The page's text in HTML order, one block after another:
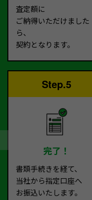
査定額に
ご納得いただけました
ら、
契約となります。
Step.5
完了！
書類手続きを経て、
当社から指定口座へ
お振込いたします。